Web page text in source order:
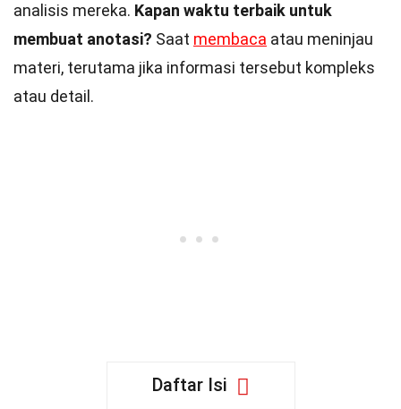
analisis mereka. Kapan waktu terbaik untuk
membuat anotasi? Saat membaca atau meninjau
materi, terutama jika informasi tersebut kompleks
atau detail.
Daftar Isi